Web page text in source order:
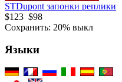
STDupont запонки реплики
$123 $98
Сохранить: 20% выкл
Языки